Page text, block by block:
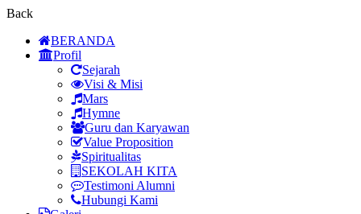
Back
BERANDA
Profil
Sejarah
Visi & Misi
Mars
Hymne
Guru dan Karyawan
Value Proposition
Spiritualitas
SEKOLAH KITA
Testimoni Alumni
Hubungi Kami